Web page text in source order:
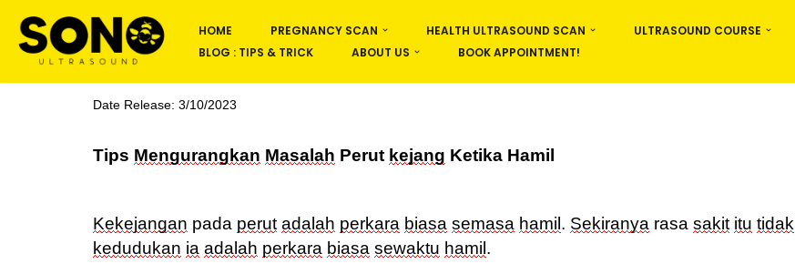
Skip
HOME PREGNANCY SCAN HEALTH ULTRASOUND SCAN ULTRASOUND COURSE
BLOG : TIPS & TRICK
ABOUT US BOOK APPOINTMENT!
Date Release: 3/10/2023
Tips Mengurangkan Masalah Perut kejang Ketika Hamil
Kekejangan pada perut adalah perkara biasa semasa hamil . Sekiranya rasa sakit itu tidak
kedudukan ia adalah perkara biasa sewaktu hamil .